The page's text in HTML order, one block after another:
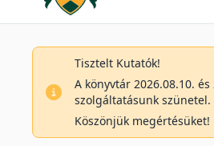
Tisztelt Kutatók!
A könyvtár 2026.08.10.
szolgáltatásunk szünetel.
Köszönjük megértésüket!